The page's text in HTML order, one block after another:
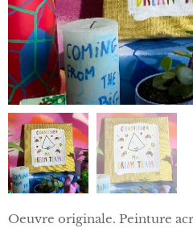
Oeuvre originale. Peinture